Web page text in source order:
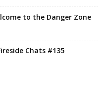
to the Danger Zone
Chats #135